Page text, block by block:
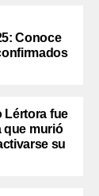
Conoce
Lértora fue
que murió
su